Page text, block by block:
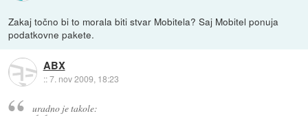
Zakaj točno bi to morala biti stvar Mobitela? Saj Mobitel ponuja
podatkovne pakete.
ABX
::7. nov 2009, 18:23
uradno je takole: